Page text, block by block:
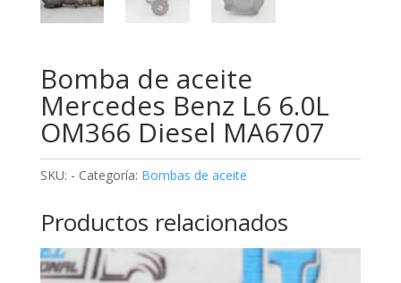
Bomba de aceite
Mercedes Benz L6 6.0L
OM366 Diesel MA6707
SKU: - Categoría: Bombas de aceite
Productos relacionados